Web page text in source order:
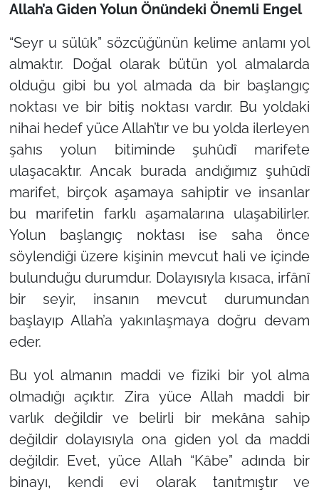
Allah’a Giden Yolun Önündeki Önemli Engel
“Seyr u sülûk” sözcüğünün kelime anlamı yol
almaktır. Doğal olarak bütün yol almalarda
olduğu gibi bu yol almada da bir başlangıç
noktası ve bir bitiş noktası vardır. Bu yoldaki
nihai hedef yüce Allah’tır ve bu yolda ilerleyen
şahıs yolun bitiminde şuhûdî marifete
ulaşacaktır. Ancak burada andığımız şuhûdî
marifet, birçok aşamaya sahiptir ve insanlar
bu marifetin farklı aşamalarına ulaşabilirler.
Yolun başlangıç noktası ise saha önce
söylendiği üzere kişinin mevcut hali ve içinde
bulunduğu durumdur. Dolayısıyla kısaca, irfânî
bir seyir, insanın mevcut durumundan
başlayıp Allah’a yakınlaşmaya doğru devam
eder.
Bu yol almanın maddi ve fiziki bir yol alma
olmadığı açıktır. Zira yüce Allah maddi bir
varlık değildir ve belirli bir mekâna sahip
değildir dolayısıyla ona giden yol da maddi
değildir. Evet, yüce Allah “Kâbe” adında bir
binayı, kendi evi olarak tanıtmıştır ve